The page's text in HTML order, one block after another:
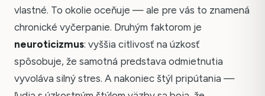
vlastné. To okolie oceňuje — ale pre vás to znamená
chronické vyčerpanie. Druhým faktorom je
neuroticizmus: vyššia citlivosť na úzkosť
spôsobuje, že samotná predstava odmietnutia
vyvoláva silný stres. A nakoniec štýl pripútania —